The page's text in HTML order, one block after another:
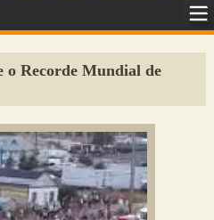
o Recorde Mundial de